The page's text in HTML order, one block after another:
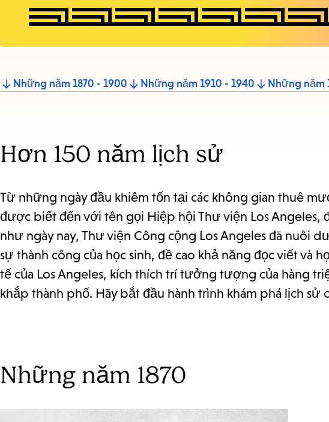
Jump
section
Những năm 1870 - 1900 Những năm 1910 - 1940 Những năm
Hơn 150 năm lịch sử
Từ những ngày đầu khiêm tốn tại các không gian thuê
được biết đến với tên gọi Hiệp hội Thư viện Los Angeles,
như ngày nay, Thư viện Công cộng Los Angeles đã nuôi
sự thành công của học sinh, đề cao khả năng đọc viết và
tế của Los Angeles, kích thích trí tưởng tượng của hàng
khắp thành phố. Hãy bắt đầu hành trình khám phá lịch sử
Những năm 1870